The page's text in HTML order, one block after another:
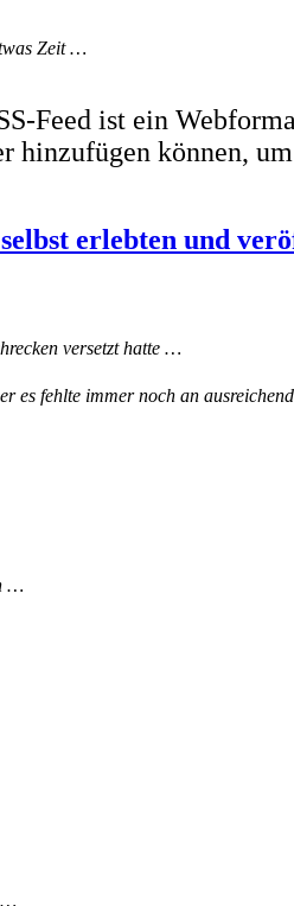
Zeit …
Feed ist ein
hinzufügen können,
erlebten und
versetzt hatte …
es fehlte immer noch an
…
…